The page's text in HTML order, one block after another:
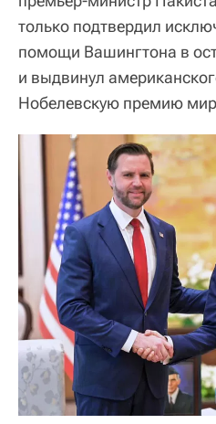
только подтвердил
помощи Вашингтона в
и выдвинул
Нобелевскую премию